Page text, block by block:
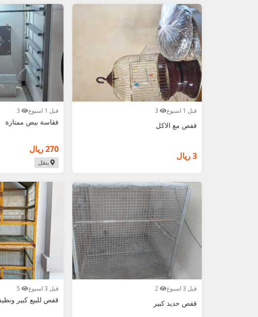
2. تحقق من الجودة والسلامة (غير سامة، متينة).
3. قارن الأسعار: المنتجات المستوردة أغلى.
4. ابحث عن "قفص"، "طعام"، "لعبة" أو "رخيص".
5. للشراء الآمن: تأكد من المقاس المناسب لحيوانك الأليف.
أضف إعلان إكسسواراتك الآن مجاناً واجذب مشترين
قبل 1 اسبوع
قفص مع الاكل
3 ريال
قبل 1 اسبوع
فقاسة بيض ممتازة
270 ريال
ينقل
قبل 3 اسبوع
قفص حديد كبير
قبل 3 اسبوع
قفص للبيع كبير